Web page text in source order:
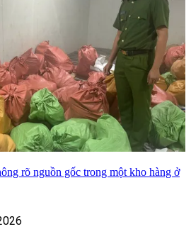
rõ nguồn gốc trong một kho hàng ở